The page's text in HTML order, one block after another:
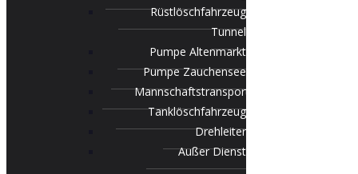
Rüstlöschfahrzeug
Tunnel
Pumpe Altenmarkt
Pumpe Zauchensee
Mannschaftstransportfahrzeug
Tanklöschfahrzeug
Drehleiter
Außer Dienst